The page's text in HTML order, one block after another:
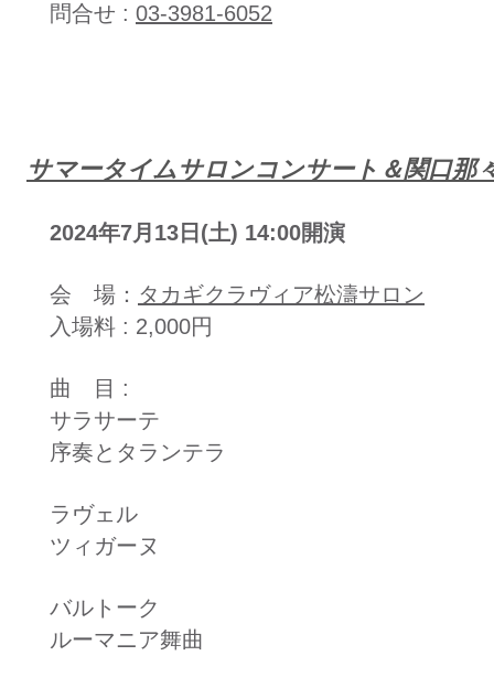
​問合せ : 03-3981-6052
サマータイムサロンコンサート＆関口那
2024年7月13日(土) 14:00開演
会 場： タカギクラヴィア松濤サロン
入場料 : 2,000円
曲 目 :
サラサーテ
序奏とタランテラ
ラヴェル
ツィガーヌ
バルトーク
ルーマニア舞曲